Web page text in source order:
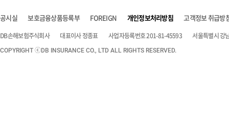
공시실 보호금융상품등록부 FOREIGN 개인정보처리방침 고객정보 취급방
DB손해보험주식회사 대표이사 정종표 사업자등록번호 201-81-45593 서울특별시 강
COPYRIGHT ⓒDB INSURANCE CO., LTD ALL RIGHTS RESERVED.